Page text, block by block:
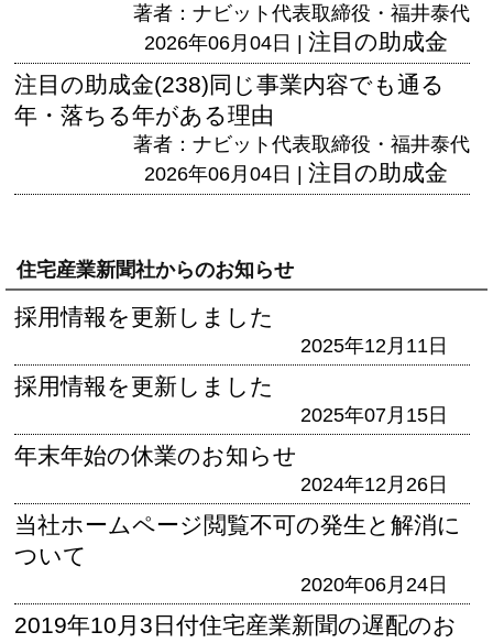
著者：ナビット代表取締役・福井泰代
2026年06月04日 | 注目の助成金
注目の助成金(238)同じ事業内容でも通る
年・落ちる年がある理由
著者：ナビット代表取締役・福井泰代
2026年06月04日 | 注目の助成金
住宅産業新聞社からのお知らせ
採用情報を更新しました
2025年12月11日
採用情報を更新しました
2025年07月15日
年末年始の休業のお知らせ
2024年12月26日
当社ホームページ閲覧不可の発生と解消に
ついて
2020年06月24日
2019年10月3日付住宅産業新聞の遅配のお